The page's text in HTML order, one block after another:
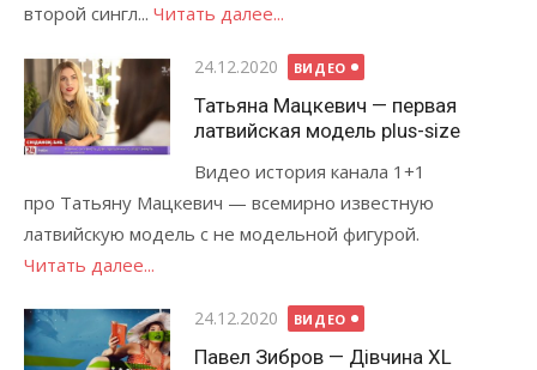
второй сингл... Читать далее...
Опубликовано
24.12.2020 ВИДЕО
Татьяна Мацкевич — первая
латвийская модель plus-size
Видео история канала 1+1
про Татьяну Мацкевич — всемирно известную
латвийскую модель с не модельной фигурой.
Читать далее...
Опубликовано
24.12.2020 ВИДЕО
Павел Зибров — Дівчина XL